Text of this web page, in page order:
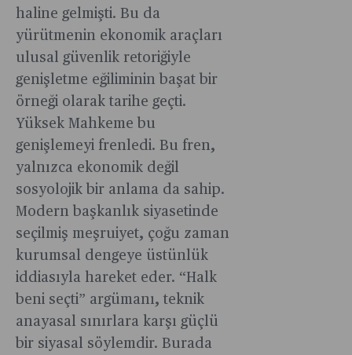
haline gelmişti. Bu da
yürütmenin ekonomik araçları
ulusal güvenlik retoriğiyle
genişletme eğiliminin başat bir
örneği olarak tarihe geçti.
Yüksek Mahkeme bu
genişlemeyi frenledi. Bu fren,
yalnızca ekonomik değil
sosyolojik bir anlama da sahip.
Modern başkanlık siyasetinde
seçilmiş meşruiyet, çoğu zaman
kurumsal dengeye üstünlük
iddiasıyla hareket eder. “Halk
beni seçti” argümanı, teknik
anayasal sınırlara karşı güçlü
bir siyasal söylemdir. Burada